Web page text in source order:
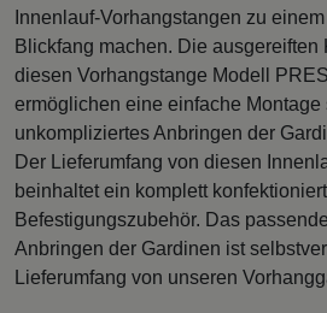
Innenlauf-Vorhangstangen zu
Blickfang machen. Die ausgereiften
diesen Vorhangstange Modell
ermöglichen eine einfache Montage
unkompliziertes Anbringen der
Der Lieferumfang von diesen
beinhaltet ein komplett
Befestigungszubehör. Das
Anbringen der Gardinen ist
Lieferumfang von unseren